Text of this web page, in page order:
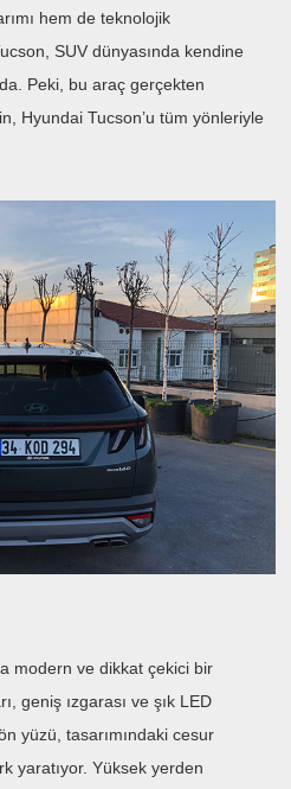
hem de teknolojik
SUV dünyasında kendine
Peki, bu araç gerçekten
Hyundai Tucson’u tüm yönleriyle
modern ve dikkat çekici bir
geniş ızgarası ve şık LED
yüzü, tasarımındaki cesur
yaratıyor. Yüksek yerden